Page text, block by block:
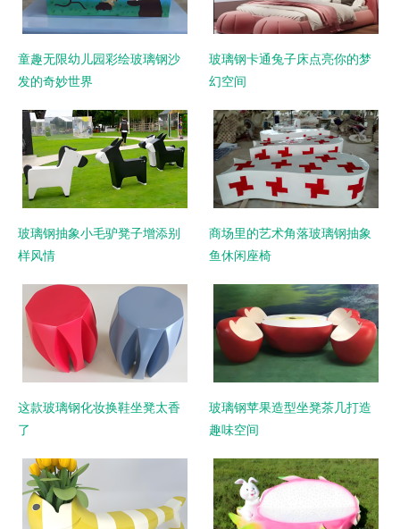
童趣无限幼儿园彩绘玻璃钢沙
发的奇妙世界
玻璃钢卡通兔子床点亮你的梦
幻空间
玻璃钢抽象小毛驴凳子增添别
样风情
商场里的艺术角落玻璃钢抽象
鱼休闲座椅
这款玻璃钢化妆换鞋坐凳太香
了
玻璃钢苹果造型坐凳茶几打造
趣味空间